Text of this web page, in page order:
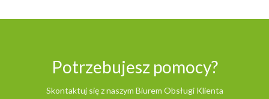
Potrzebujesz pomocy?
Skontaktuj się z naszym Biurem Obsługi Klienta